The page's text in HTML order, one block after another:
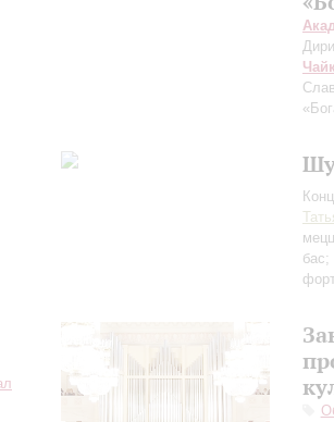
бас;